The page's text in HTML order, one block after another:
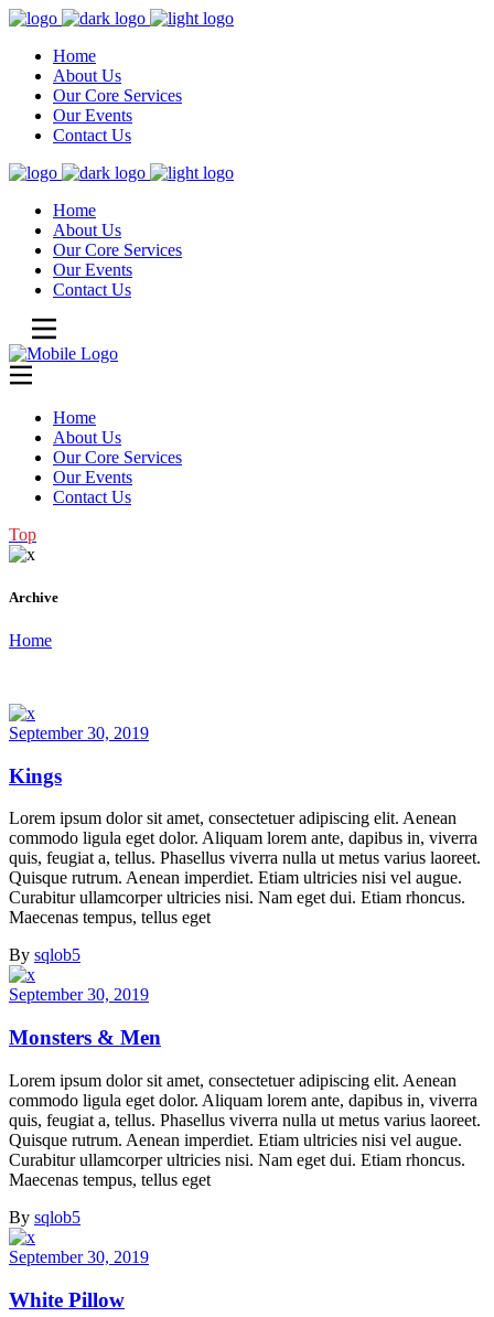
Home
About Us
Our Core Services
Our Events
Contact Us
Home
About Us
Our Core Services
Our Events
Contact Us
Home
About Us
Our Core Services
Our Events
Contact Us
Top
Archive
Home
September 30, 2019
Kings
Lorem ipsum dolor sit amet, consectetuer adipiscing elit. Aenean
commodo ligula eget dolor. Aliquam lorem ante, dapibus in, viverra
quis, feugiat a, tellus. Phasellus viverra nulla ut metus varius laoreet.
Quisque rutrum. Aenean imperdiet. Etiam ultricies nisi vel augue.
Curabitur ullamcorper ultricies nisi. Nam eget dui. Etiam rhoncus.
Maecenas tempus, tellus eget
By sqlob5
September 30, 2019
Monsters & Men
Lorem ipsum dolor sit amet, consectetuer adipiscing elit. Aenean
commodo ligula eget dolor. Aliquam lorem ante, dapibus in, viverra
quis, feugiat a, tellus. Phasellus viverra nulla ut metus varius laoreet.
Quisque rutrum. Aenean imperdiet. Etiam ultricies nisi vel augue.
Curabitur ullamcorper ultricies nisi. Nam eget dui. Etiam rhoncus.
Maecenas tempus, tellus eget
By sqlob5
September 30, 2019
White Pillow